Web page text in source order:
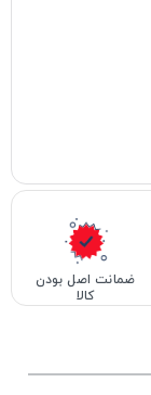
ضمانت اصل بودن
کالا